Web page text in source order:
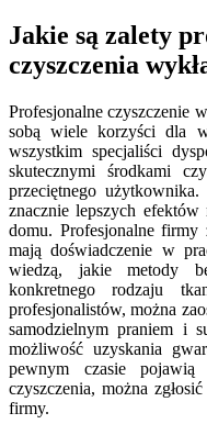
Jakie są zalety
czyszczenia
Profesjonalne czyszczenie
sobą wiele korzyści dla
wszystkim specjaliści
skutecznymi środkami
przeciętnego
znacznie lepszych
domu. Profesjonalne firmy
mają doświadczenie w
wiedzą, jakie metody
konkretnego rodzaju
profesjonalistów, można
samodzielnym praniem i
możliwość uzyskania
pewnym czasie
czyszczenia, można
firmy.